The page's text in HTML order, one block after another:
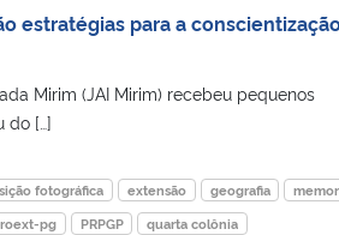
estratégias para a
Mirim (JAI Mirim) recebeu pequenos
do […]
fotográfica extensão geografia
pg PRPGP
quarta colônia